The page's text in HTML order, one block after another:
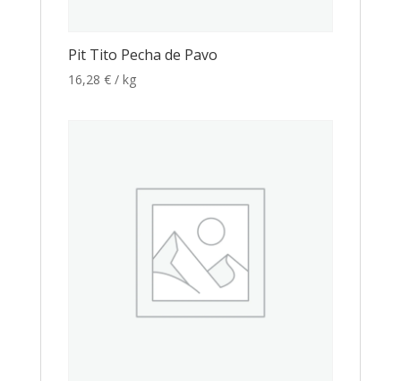
Pit Tito Pecha de Pavo
16,28 € / kg